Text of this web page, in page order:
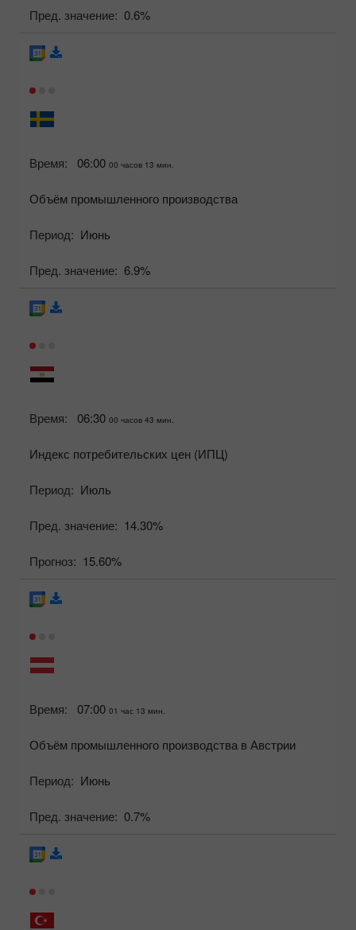
Пред. значение: 0.6%
Время: 06:00 00 часов 13 мин.
Объём промышленного производства
Период: Июнь
Пред. значение: 6.9%
Время: 06:30 00 часов 43 мин.
Индекс потребительских цен (ИПЦ)
Период: Июль
Пред. значение: 14.30%
Прогноз: 15.60%
Время: 07:00 01 час 13 мин.
Объём промышленного производства в Австрии
Период: Июнь
Пред. значение: 0.7%